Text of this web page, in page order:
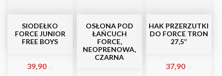
SIODEŁKO
FORCE JUNIOR
FREE BOYS
39,90
OSŁONA POD
ŁAŃCUCH
FORCE,
NEOPRENOWA,
CZARNA
HAK PRZERZUTKI
DO FORCE TRON
27,5‘‘
37,90